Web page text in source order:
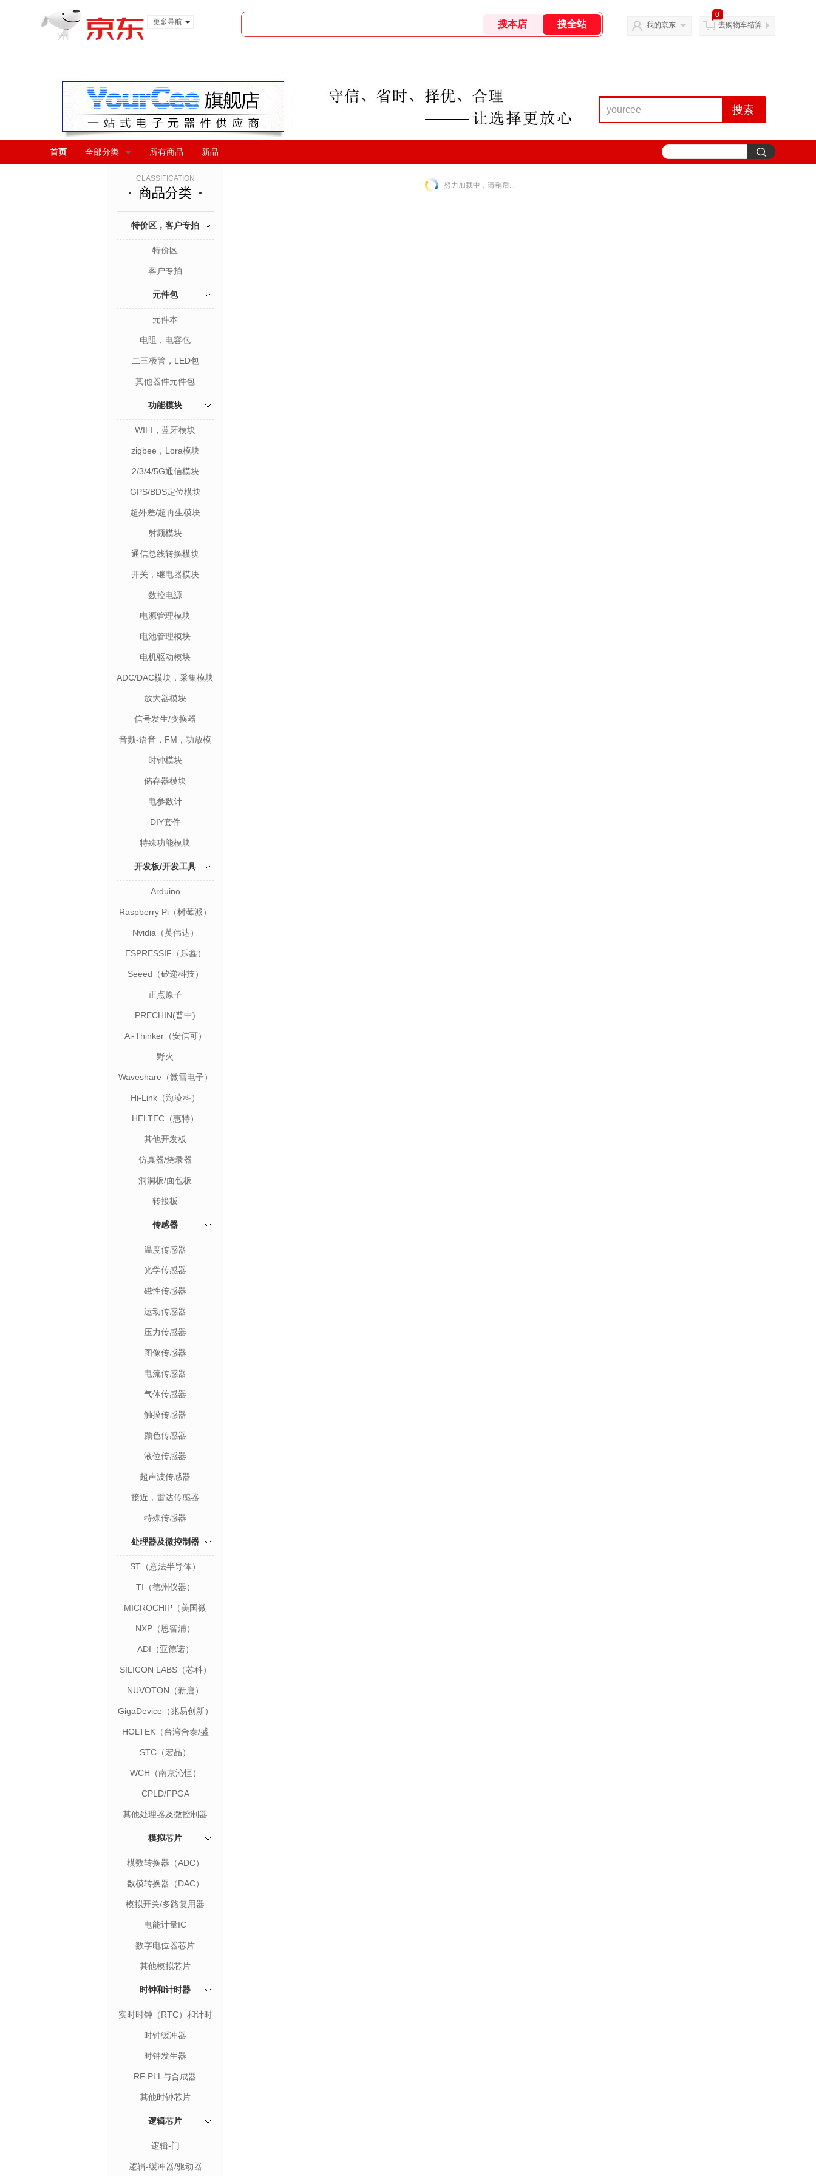
更多导航
我的京东
0
去购物车结算
搜索
首页 全部分类 所有商品 新品
CLASSIFICATION
商品分类
特价区，客户专拍
特价区
客户专拍
元件包
元件本
电阻，电容包
二三极管，LED包
其他器件元件包
功能模块
WIFI，蓝牙模块
zigbee，Lora模块
2/3/4/5G通信模块
GPS/BDS定位模块
超外差/超再生模块
射频模块
通信总线转换模块
开关，继电器模块
数控电源
电源管理模块
电池管理模块
电机驱动模块
ADC/DAC模块，采集模块
放大器模块
信号发生/变换器
音频-语音，FM，功放模
块
时钟模块
储存器模块
电参数计
DIY套件
特殊功能模块
开发板/开发工具
Arduino
Raspberry Pi（树莓派）
Nvidia（英伟达）
ESPRESSIF（乐鑫）
Seeed（矽递科技）
正点原子
PRECHIN(普中)
Ai-Thinker（安信可）
野火
Waveshare（微雪电子）
Hi-Link（海凌科）
HELTEC（惠特）
其他开发板
仿真器/烧录器
洞洞板/面包板
转接板
传感器
温度传感器
光学传感器
磁性传感器
运动传感器
压力传感器
图像传感器
电流传感器
气体传感器
触摸传感器
颜色传感器
液位传感器
超声波传感器
接近，雷达传感器
特殊传感器
处理器及微控制器
ST（意法半导体）
TI（德州仪器）
MICROCHIP（美国微
NXP（恩智浦）
ADI（亚德诺）
SILICON LABS（芯科）
NUVOTON（新唐）
GigaDevice（兆易创新）
HOLTEK（台湾合泰/盛
群）
STC（宏晶）
WCH（南京沁恒）
CPLD/FPGA
其他处理器及微控制器
模拟芯片
模数转换器（ADC）
数模转换器（DAC）
模拟开关/多路复用器
电能计量IC
数字电位器芯片
其他模拟芯片
时钟和计时器
实时时钟（RTC）和计时
器
时钟缓冲器
时钟发生器
RF PLL与合成器
其他时钟芯片
逻辑芯片
逻辑-门
逻辑-缓冲器/驱动器
努力加载中，请稍后...